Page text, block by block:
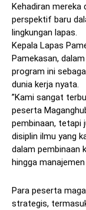
Kehadiran mereka
perspektif baru
lingkungan lapas.
​Kepala Lapas
Pamekasan,
program ini
dunia kerja nyata.
​”Kami sangat
peserta
pembinaan, tetapi
disiplin ilmu yang
dalam pembinaan
hingga
​Para peserta
strategis,